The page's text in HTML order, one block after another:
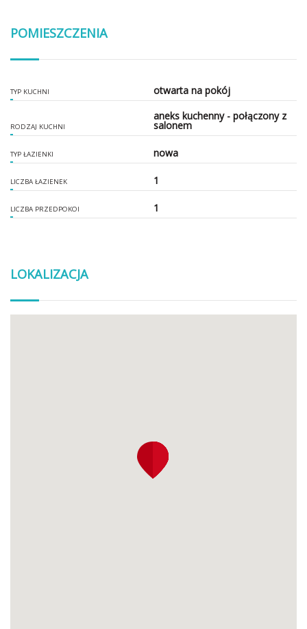
POMIESZCZENIA
TYP KUCHNI otwarta na pokój
RODZAJ KUCHNI
aneks kuchenny - połączony z
salonem
TYP ŁAZIENKI nowa
LICZBA ŁAZIENEK 1
LICZBA PRZEDPOKOI 1
LOKALIZACJA